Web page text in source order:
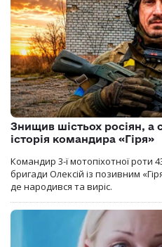
Знищив шістьох росіян, а
історія командира «Гіря»
Командир 3-ї мотопіхотної роти
бригади Олексій із позивним
де народився та виріс.